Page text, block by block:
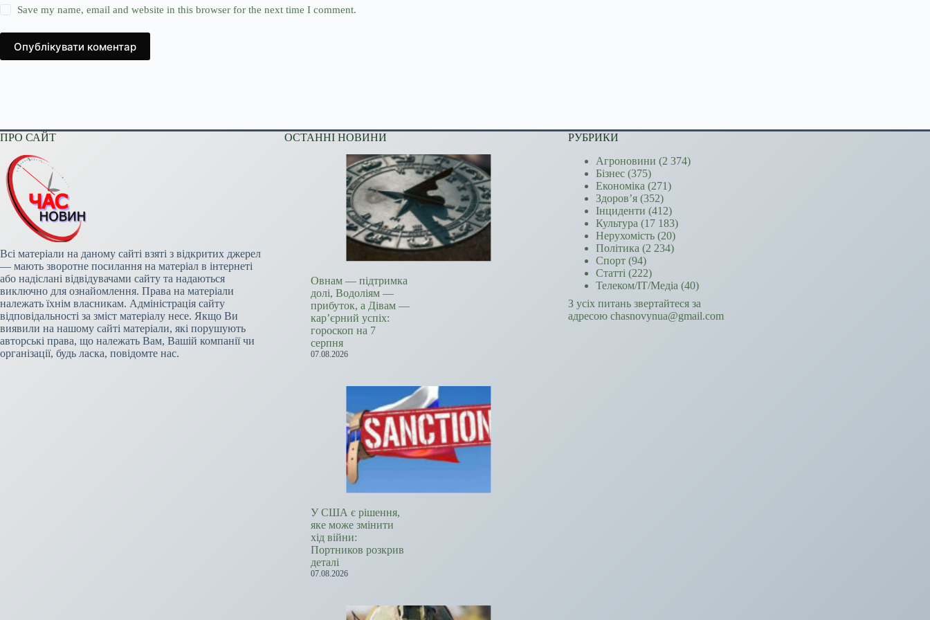
Save my name, email and website in this browser for the next time I comment.
Опублікувати коментар
ПРО САЙТ
Всі матеріали на даному сайті взяті з відкритих джерел
— мають зворотне посилання на матеріал в інтернеті
або надіслані відвідувачами сайту та надаються
виключно для ознайомлення. Права на матеріали
належать їхнім власникам. Адміністрація сайту
відповідальності за зміст матеріалу несе. Якщо Ви
виявили на нашому сайті матеріали, які порушують
авторські права, що належать Вам, Вашій компанії чи
організації, будь ласка, повідомте нас.
ОСТАННІ НОВИНИ
Овнам — підтримка
долі, Водоліям —
прибуток, а Дівам —
кар’єрний успіх:
гороскоп на 7
серпня
07.08.2026
У США є рішення,
яке може змінити
хід війни:
Портников розкрив
деталі
07.08.2026
РУБРИКИ
Агроновини (2 374)
Бізнес (375)
Економіка (271)
Здоров’я (352)
Інциденти (412)
Культура (17 183)
Нерухомість (20)
Політика (2 234)
Спорт (94)
Статті (222)
Телеком/ІТ/Медіа (40)
З усіх питань звертайтеся за
адресою chasnovynua@gmail.com